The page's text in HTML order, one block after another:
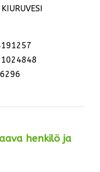
1024848
henkilö ja